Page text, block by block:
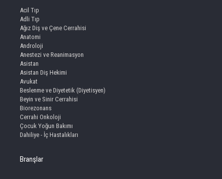
Acil Tıp
Adli Tıp
Ağız Diş ve Çene Cerrahisi
Anatomi
Androloji
Anestezi ve Reanimasyon
Asistan
Asistan Diş Hekimi
Avukat
Beslenme ve Diyetetik (Diyetisyen)
Beyin ve Sinir Cerrahisi
Biorezonans
Cerrahi Onkoloji
Çocuk Yoğun Bakımı
Dahiliye - İç Hastalıkları
Branşlar